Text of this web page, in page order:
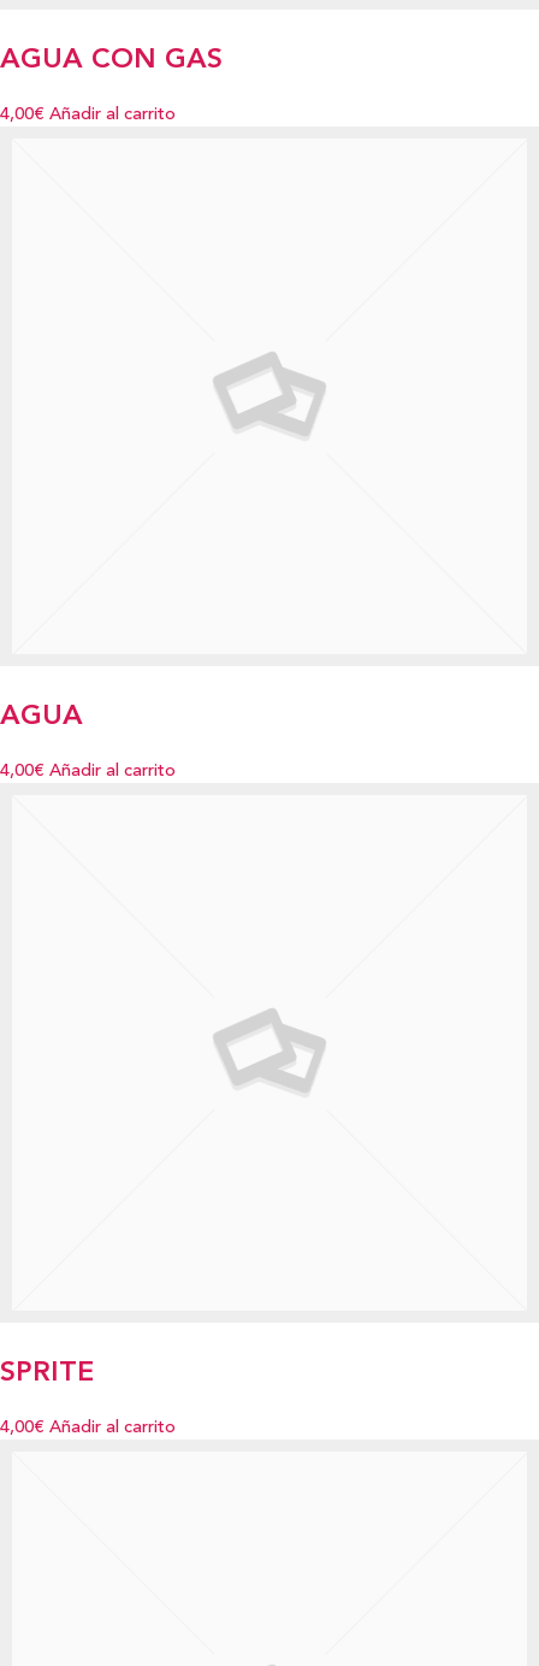
AGUA CON GAS
4,00€ Añadir al carrito
AGUA
4,00€ Añadir al carrito
SPRITE
4,00€ Añadir al carrito